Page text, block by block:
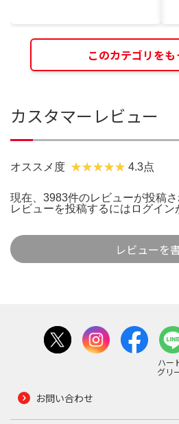
このカテゴリをも
カスタマーレビュー
オススメ度 4.3点
現在、3983件のレビューが投稿さ
レビューを投稿するには ログイン
レビューを
ハー
グリ
お問い合わせ